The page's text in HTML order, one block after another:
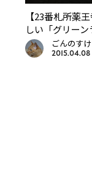
【23番札所薬
しい「グリー
ごんのすけ
2015.04.08